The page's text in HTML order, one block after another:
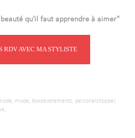
qu'il faut apprendre à aimer"
RDV AVEC MA STYLISTE
mode, boxdevetements, personalshopper,